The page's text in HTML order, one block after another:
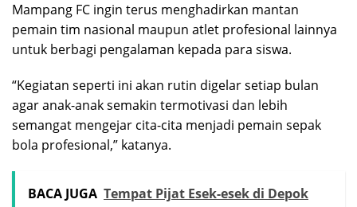
Mampang FC ingin terus menghadirkan mantan
pemain tim nasional maupun atlet profesional lainnya
untuk berbagi pengalaman kepada para siswa.
“Kegiatan seperti ini akan rutin digelar setiap bulan
agar anak-anak semakin termotivasi dan lebih
semangat mengejar cita-cita menjadi pemain sepak
bola profesional,” katanya.
BACA JUGA Tempat Pijat Esek-esek di Depok